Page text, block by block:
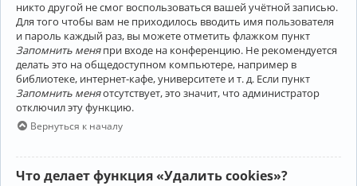
никто другой не смог воспользоваться вашей учётной записью.
Для того чтобы вам не приходилось вводить имя пользователя
и пароль каждый раз, вы можете отметить флажком пункт
Запомнить меняпри входе на конференцию. Не рекомендуется
делать это на общедоступном компьютере, например в
библиотеке, интернет-кафе, университете и т. д. Если пункт
Запомнить меняотсутствует, это значит, что администратор
отключил эту функцию.
Вернуться к началу
Что делает функция «Удалить cookies»?